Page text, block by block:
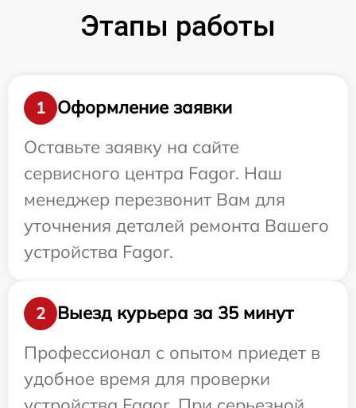
Этапы работы
1
Оформление заявки
Оставьте заявку на сайте
сервисного центра Fagor. Наш
менеджер перезвонит Вам для
уточнения деталей ремонта Вашего
устройства Fagor.
2
Выезд курьера за 35 минут
Профессионал с опытом приедет в
удобное время для проверки